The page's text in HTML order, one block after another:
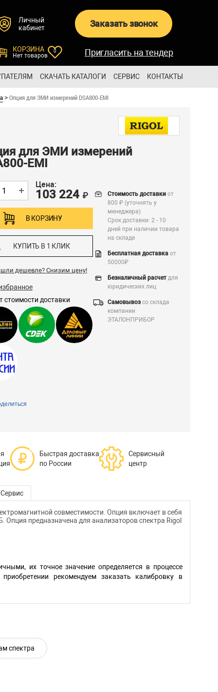
Личный
кабинет
Заказать звонок
КОРЗИНА
Нет товаров
0 Пригласить на тендер
СКАЧАТЬ КАТАЛОГИ СЕРВИС КОНТАКТЫ
>Опция для ЭМИ измерений DSA800-EMI
для ЭМИ измерений
EMI
Цена:
103 224 ₽
В КОРЗИНУ
КУПИТЬ В 1 КЛИК
дешевле? Снизим цену!
стоимости доставки
Стоимость доставкиот
800 ₽ (уточнять у
менеджера)
Срок доставки: 2 - 10
дней при наличии товара
на складе
Бесплатная доставкаот
50000₽
Безналичный расчетдля
юридических лиц
Самовывозсо склада
компании
ЭТАЛОНПРИБОР
Быстрая доставка
по России
Сервисный
центр
Сервис
совместимости. Опция включает в себя
предназначена для анализаторов спектра Rigol
их точное значение определяется в процессе
рекомендуем заказать калибровку в
спектра